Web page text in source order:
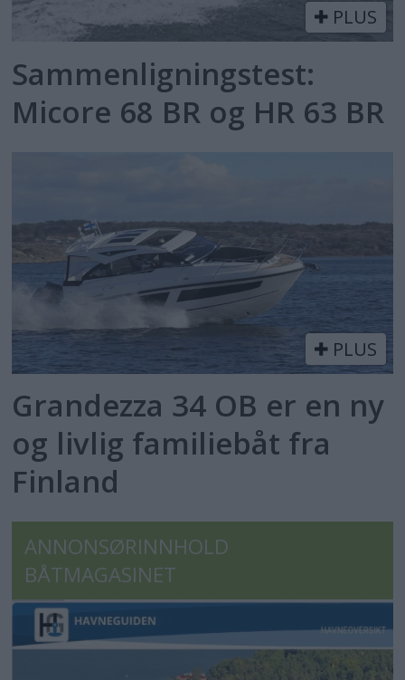
PLUS
Sammenligningstest:
Micore 68 BR og HR 63 BR
PLUS
Grandezza 34 OB er en ny
og livlig familiebåt fra
Finland
ANNONSØRINNHOLD
BÅTMAGASINET